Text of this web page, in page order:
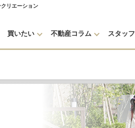
リエーション
買いたい 不動産コラム スタッフ